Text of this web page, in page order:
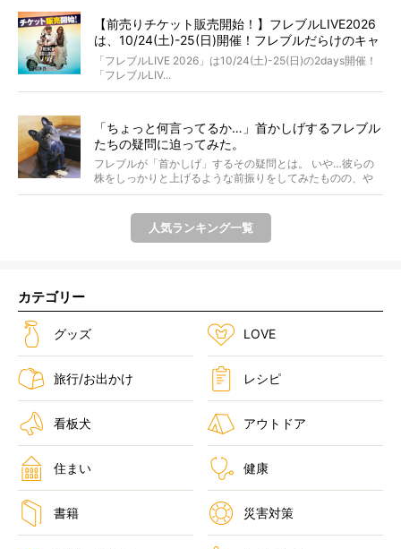
【前売りチケット販売開始！】フレブルLIVE2026
は、10/24(土)-25(日)開催！フレブルだらけのキャ
ンプ・前夜祭・バスプランも新登場!?
「フレブルLIVE 2026」は10/24(土)-25(日)の2days開催！
「フレブルLIV...
「ちょっと何言ってるか…」首かしげするフレブル
たちの疑問に迫ってみた。
フレブルが「首かしげ」するその疑問とは。 いや…彼らの
株をしっかりと上げるような前振りをしてみたものの、や
はり...
人気ランキング一覧
カテゴリー
グッズ LOVE
旅行/お出かけ レシピ
看板犬 アウトドア
住まい 健康
書籍 災害対策